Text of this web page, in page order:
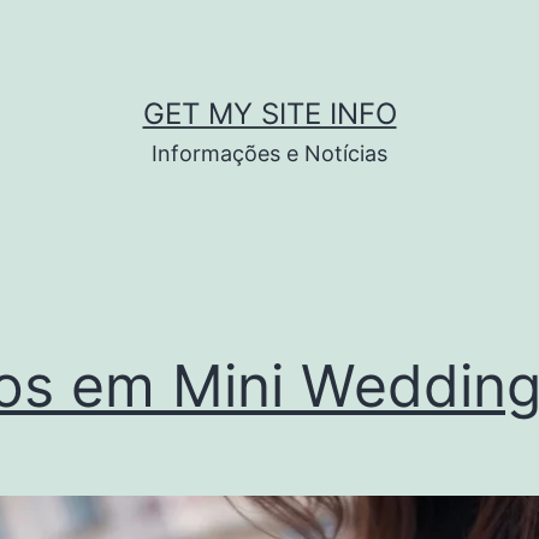
GET MY SITE INFO
Informações e Notícias
em Mini